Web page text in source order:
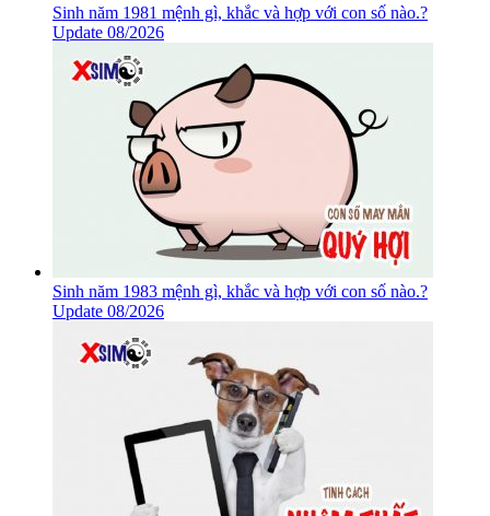
Sinh năm 1981 mệnh gì, khắc và hợp với con số nào.?
Update 08/2026
Sinh năm 1983 mệnh gì, khắc và hợp với con số nào.?
Update 08/2026